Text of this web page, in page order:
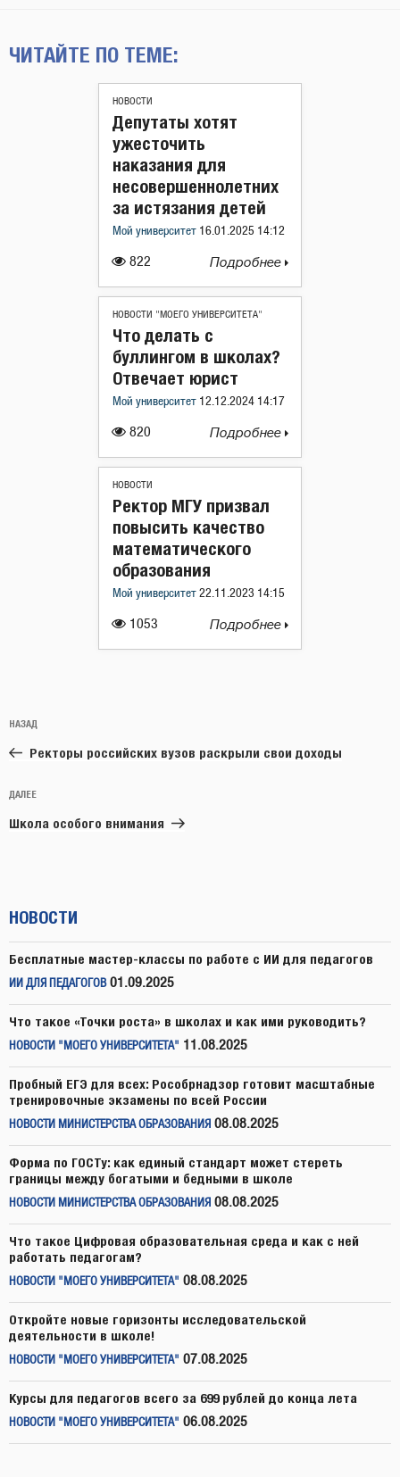
ЧИТАЙТЕ ПО ТЕМЕ:
НОВОСТИ
822
Депутаты хотят
ужесточить
наказания для
несовершеннолетних
за истязания детей
Мой университет 16.01.2025 14:12
Подробнее
НОВОСТИ "МОЕГО УНИВЕРСИТЕТА"
820
Что делать с
буллингом в школах?
Отвечает юрист
Мой университет 12.12.2024 14:17
Подробнее
НОВОСТИ
1053
Ректор МГУ призвал
повысить качество
математического
образования
Мой университет 22.11.2023 14:15
Подробнее
по
записям
Предыдущая
запись:
НАЗАД
Ректоры российских вузов раскрыли свои доходы
Следующая
запись
ДАЛЕЕ
Школа особого внимания
НОВОСТИ
Бесплатные мастер-классы по работе с ИИ для педагогов
ИИ ДЛЯ ПЕДАГОГОВ 01.09.2025
Что такое «Точки роста» в школах и как ими руководить?
НОВОСТИ "МОЕГО УНИВЕРСИТЕТА" 11.08.2025
Пробный ЕГЭ для всех: Рособрнадзор готовит масштабные
тренировочные экзамены по всей России
НОВОСТИ МИНИСТЕРСТВА ОБРАЗОВАНИЯ 08.08.2025
Форма по ГОСТу: как единый стандарт может стереть
границы между богатыми и бедными в школе
НОВОСТИ МИНИСТЕРСТВА ОБРАЗОВАНИЯ 08.08.2025
Что такое Цифровая образовательная среда и как с ней
работать педагогам?
НОВОСТИ "МОЕГО УНИВЕРСИТЕТА" 08.08.2025
Откройте новые горизонты исследовательской
деятельности в школе!
НОВОСТИ "МОЕГО УНИВЕРСИТЕТА" 07.08.2025
Курсы для педагогов всего за 699 рублей до конца лета
НОВОСТИ "МОЕГО УНИВЕРСИТЕТА" 06.08.2025